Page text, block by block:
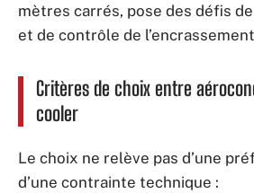
mètres carrés, pose des défis
et de contrôle de
Critères de choix entre
cooler
Le choix ne relève pas d’une
d’une contrainte technique :